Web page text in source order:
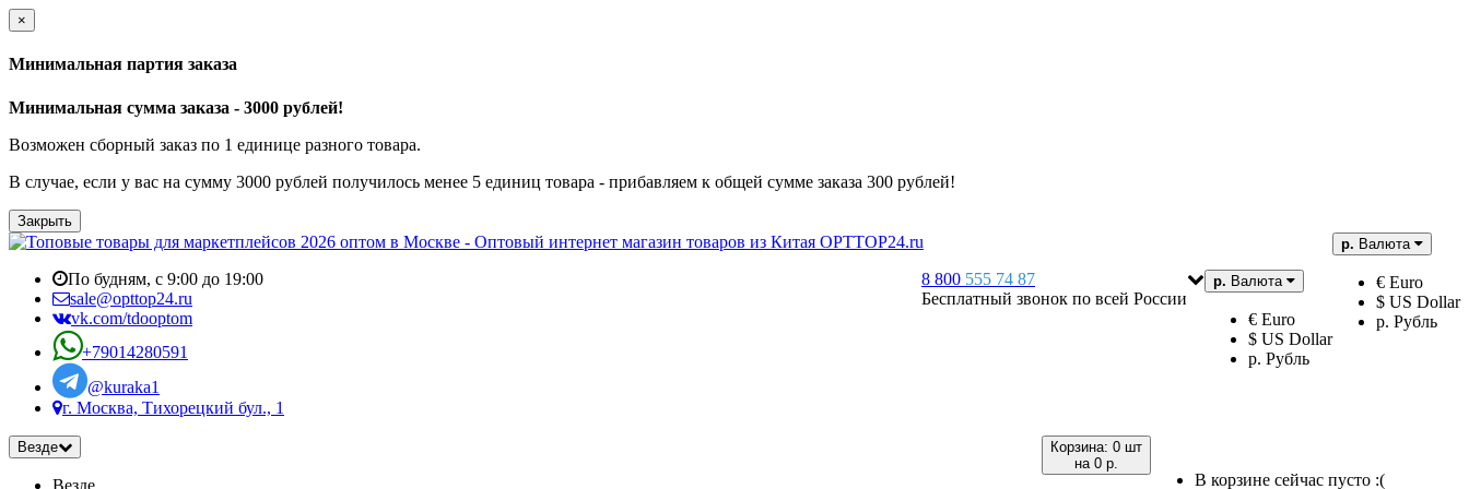
×
Минимальная партия заказа
Минимальная сумма заказа - 3000 рублей!
Возможен сборный заказ по 1 единице разного товара.
В случае, если у вас на сумму 3000 рублей получилось менее 5 единиц товара - прибавляем к общей сумме заказа 300 рублей!
Закрыть
р. Валюта
€ Euro
$ US Dollar
р. Рубль
р. Валюта
€ Euro
$ US Dollar
р. Рубль
8 800 555 74 87
Бесплатный звонок по всей России
По будням, с 9:00 до 19:00
sale@opttop24.ru
vk.com/tdooptom
+79014280591
@kuraka1
г. Москва, Тихорецкий бул., 1
Корзина: 0 шт
на 0 р.
В корзине сейчас пусто :(
Везде
Везде